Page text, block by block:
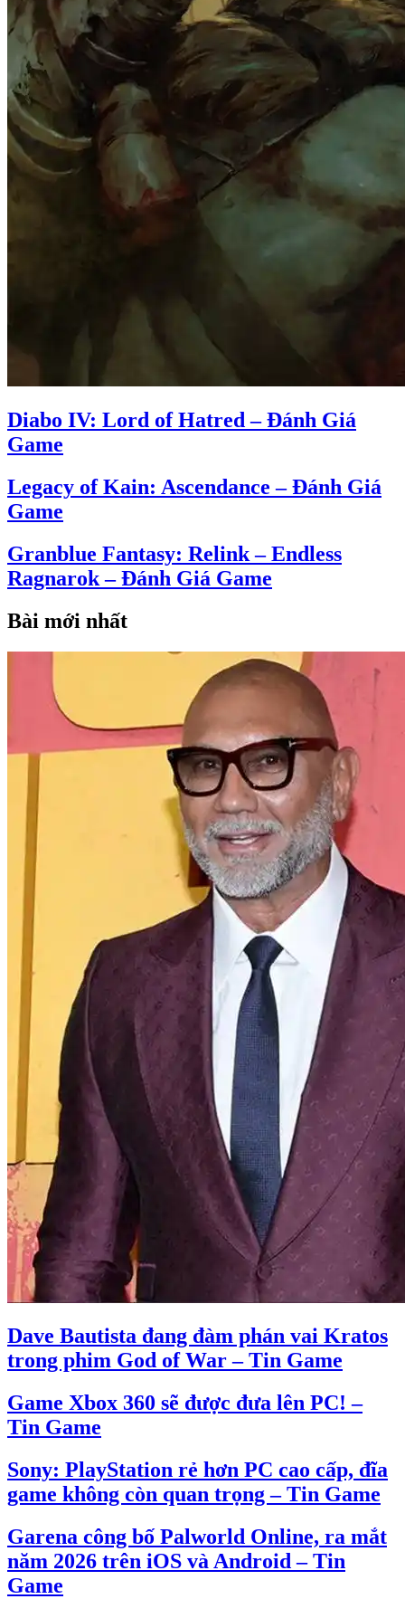
Diabo IV: Lord of Hatred – Đánh Giá
Game
Legacy of Kain: Ascendance – Đánh Giá
Game
Granblue Fantasy: Relink – Endless
Ragnarok – Đánh Giá Game
Bài mới nhất
Dave Bautista đang đàm phán vai Kratos
trong phim God of War – Tin Game
Game Xbox 360 sẽ được đưa lên PC! –
Tin Game
Sony: PlayStation rẻ hơn PC cao cấp, đĩa
game không còn quan trọng – Tin Game
Garena công bố Palworld Online, ra mắt
năm 2026 trên iOS và Android – Tin
Game